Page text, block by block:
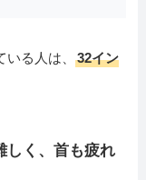
いる人は、32イン
しく、首も疲れ